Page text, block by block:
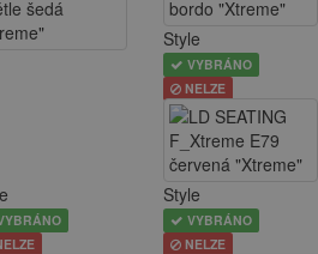
Style
VYBRÁNO
NELZE
Style
VYBRÁNO
NELZE